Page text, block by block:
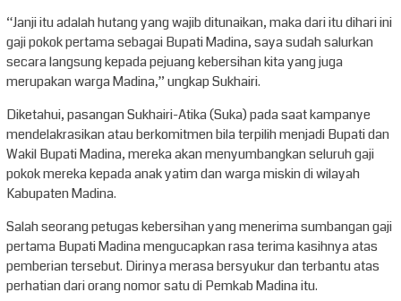
“Janji itu adalah hutang yang wajib ditunaikan, maka dari itu dihari ini
gaji pokok pertama sebagai Bupati Madina, saya sudah salurkan
secara langsung kepada pejuang kebersihan kita yang juga
merupakan warga Madina,” ungkap Sukhairi.
Diketahui, pasangan Sukhairi-Atika (Suka) pada saat kampanye
mendelakrasikan atau berkomitmen bila terpilih menjadi Bupati dan
Wakil Bupati Madina, mereka akan menyumbangkan seluruh gaji
pokok mereka kepada anak yatim dan warga miskin di wilayah
Kabupaten Madina.
Salah seorang petugas kebersihan yang menerima sumbangan gaji
pertama Bupati Madina mengucapkan rasa terima kasihnya atas
pemberian tersebut. Dirinya merasa bersyukur dan terbantu atas
perhatian dari orang nomor satu di Pemkab Madina itu.